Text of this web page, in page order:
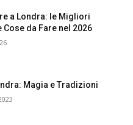
a Londra: le Migliori
Cose da Fare nel 2026
Magia e Tradizioni